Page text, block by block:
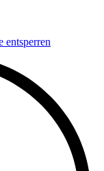
entsperren